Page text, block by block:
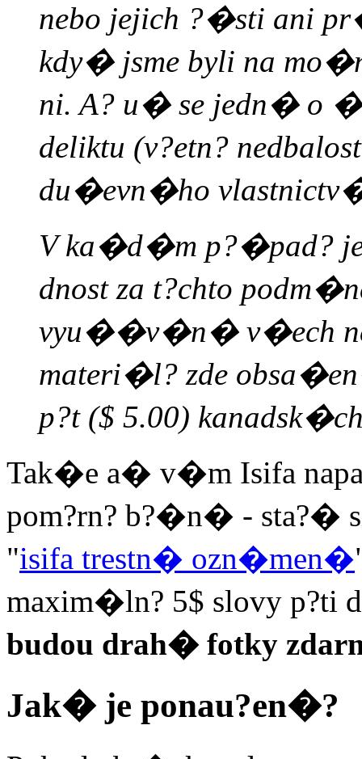
nebo jejich ?�sti ani
kdy� jsme byli na
ni. A? u� se jedn� o
deliktu (v?etn?
du�evn�ho
V ka�d�m p?�pad?
dnost za t?chto
vyu��v�n� v�ech
materi�l? zde
p?t ($ 5.00)
Tak�e a� v�m Isifa
pom?rn? b?�n� - sta?�
"isifa trestn� ozn�men�
maxim�ln? 5$ slovy p?ti
budou drah� fotky
Jak� je ponau?en�?